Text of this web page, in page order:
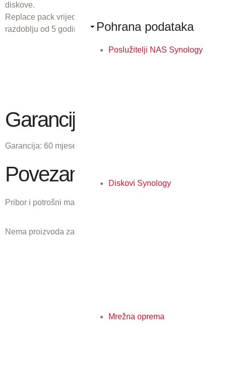
Pohrana podataka
Poslužitelji NAS Synology
Diskovi Synology
Mrežna oprema
diskove.
Replace pack vrijedi za model Synology RS822RP+ u
razdoblju od 5 godina od kupnje uređaja.
Garancija
Garancija: 60 mjeseci
Povezani proizvodi
Pribor i potrošni materijal koji odgovaraju ovom proizvodu.
Nema proizvoda za prikaz.